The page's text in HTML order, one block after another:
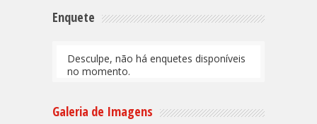
Enquete
Desculpe, não há enquetes disponíveis
no momento.
Galeria de Imagens